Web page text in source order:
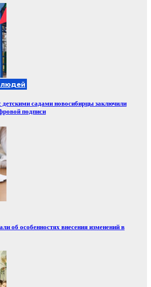
людей
детскими садами новосибирцы заключили
подписи
об особенностях внесения изменений в